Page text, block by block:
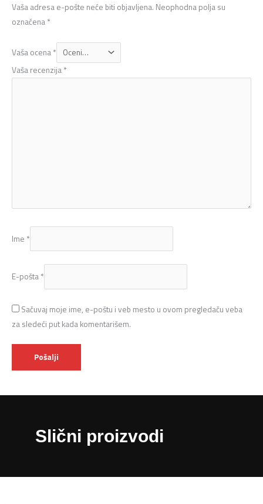
Vaša adresa e-pošte neće biti objavljena. Neophodna polja su
označena *
Vaša ocena *
Vaša recenzija *
Ime *
E-pošta *
Sačuvaj moje ime, e-poštu i veb mesto u ovom pregledaču veba
za sledeći put kada komentarišem.
Slični proizvodi